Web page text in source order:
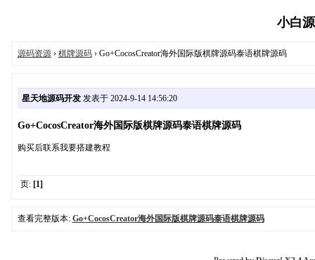
小白
源码资源› 棋牌源码› Go+CocosCreator海外国际版棋牌源码泰语棋牌源码
星天地源码开发发表于 2024-9-14 14:56:20
Go+CocosCreator海外国际版棋牌源码泰语棋牌源码
购买后联系我要搭建教程
页: [1]
查看完整版本: Go+CocosCreator海外国际版棋牌源码泰语棋牌源码